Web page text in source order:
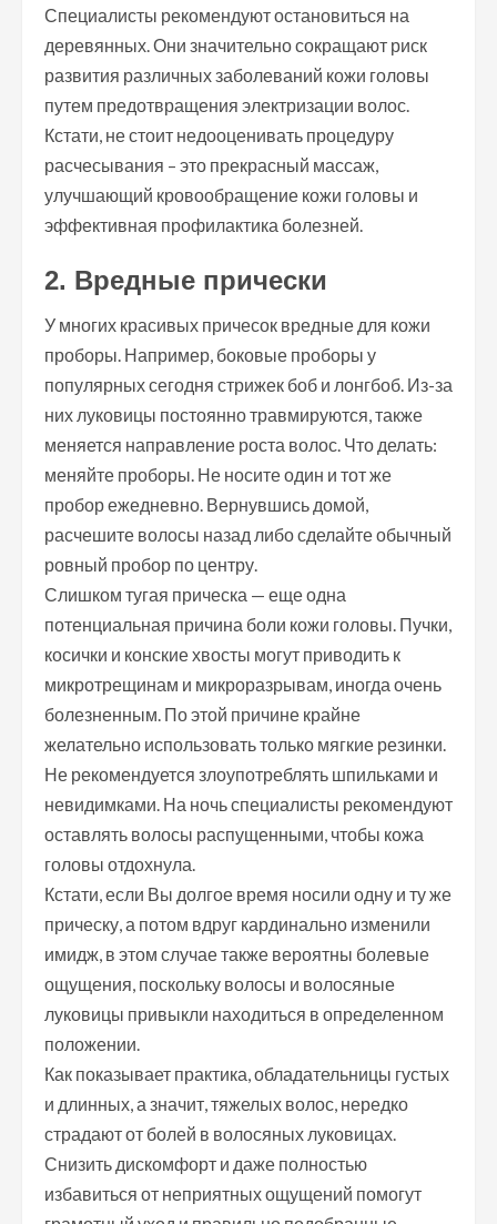
Специалисты рекомендуют остановиться на
деревянных. Они значительно сокращают риск
развития различных заболеваний кожи головы
путем предотвращения электризации волос.
Кстати, не стоит недооценивать процедуру
расчесывания – это прекрасный массаж,
улучшающий кровообращение кожи головы и
эффективная профилактика болезней.
2. Вредные прически
У многих красивых причесок вредные для кожи
проборы. Например, боковые проборы у
популярных сегодня стрижек боб и лонгбоб. Из-за
них луковицы постоянно травмируются, также
меняется направление роста волос. Что делать:
меняйте проборы. Не носите один и тот же
пробор ежедневно. Вернувшись домой,
расчешите волосы назад либо сделайте обычный
ровный пробор по центру.
Слишком тугая прическа — еще одна
потенциальная причина боли кожи головы. Пучки,
косички и конские хвосты могут приводить к
микротрещинам и микроразрывам, иногда очень
болезненным. По этой причине крайне
желательно использовать только мягкие резинки.
Не рекомендуется злоупотреблять шпильками и
невидимками. На ночь специалисты рекомендуют
оставлять волосы распущенными, чтобы кожа
головы отдохнула.
Кстати, если Вы долгое время носили одну и ту же
прическу, а потом вдруг кардинально изменили
имидж, в этом случае также вероятны болевые
ощущения, поскольку волосы и волосяные
луковицы привыкли находиться в определенном
положении.
Как показывает практика, обладательницы густых
и длинных, а значит, тяжелых волос, нередко
страдают от болей в волосяных луковицах.
Снизить дискомфорт и даже полностью
избавиться от неприятных ощущений помогут